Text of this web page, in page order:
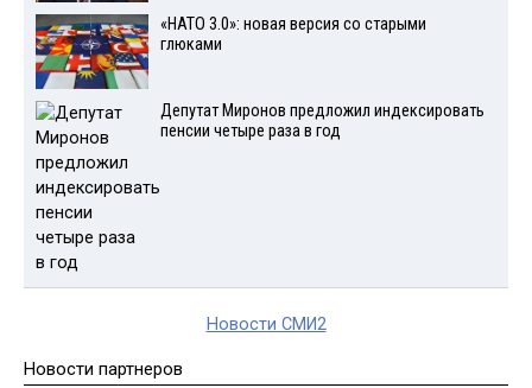
«НАТО 3.0»: новая версия со старыми
глюками
Депутат Миронов предложил индексировать
пенсии четыре раза в год
Новости СМИ2
Новости партнеров